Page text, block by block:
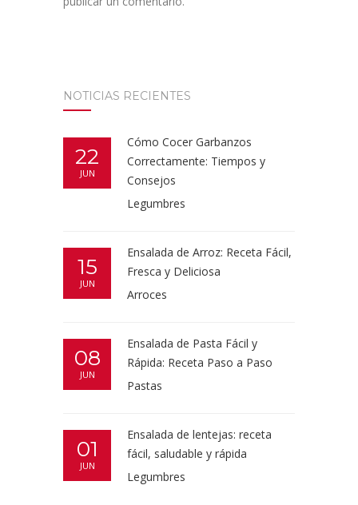
NOTICIAS RECIENTES
22
JUN
Cómo Cocer Garbanzos
Correctamente: Tiempos y
Consejos
Legumbres
15
JUN
Ensalada de Arroz: Receta Fácil,
Fresca y Deliciosa
Arroces
08
JUN
Ensalada de Pasta Fácil y
Rápida: Receta Paso a Paso
Pastas
01
JUN
Ensalada de lentejas: receta
fácil, saludable y rápida
Legumbres